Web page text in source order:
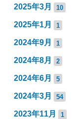
2025年3月 10
2025年1月 1
2024年9月 1
2024年8月 2
2024年6月 5
2024年3月 54
2023年11月 1